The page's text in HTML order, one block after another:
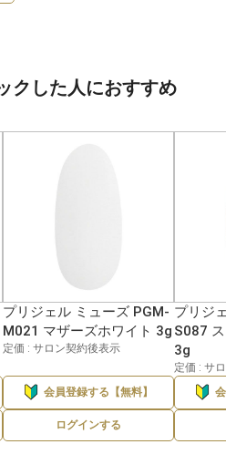
クした人におすすめ
プリジェル ミューズ PGM-
M021 マザーズホワイト 3g
定価 : サロン契約後表示
会員登録する【無料】
ログインする
プリジ
S087
3g
定価 : サ